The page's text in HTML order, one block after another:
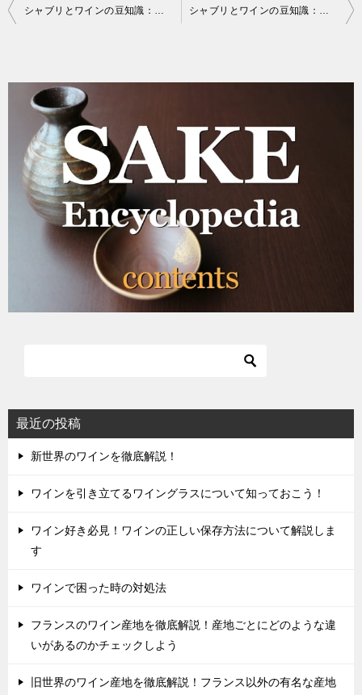
投
ビ
シャブリとワインの豆知識：ワインの起源 シャブリとワインの豆知識：ワインの味と作り手との関係
最近の投稿
新世界のワインを徹底解説！
ワインを引き立てるワイングラスについて知っておこう！
ワイン好き必見！ワインの正しい保存方法について解説しま
す
ワインで困った時の対処法
フランスのワイン産地を徹底解説！産地ごとにどのような違
いがあるのかチェックしよう
旧世界のワイン産地を徹底解説！フランス以外の有名な産地